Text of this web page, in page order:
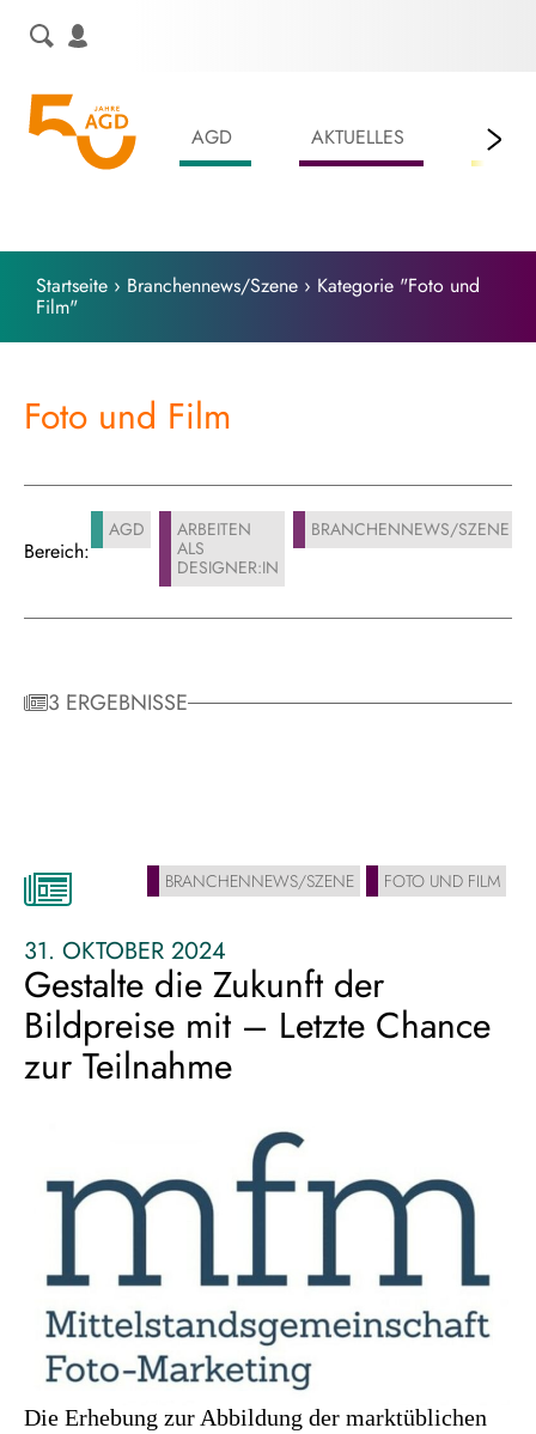
AGD AKTUELLES
Startseite › Branchennews/Szene › Kategorie "Foto und
Film"
Foto und Film
Bereich:
AGD
ARBEITEN
ALS
DESIGNER:IN
BRANCHENNEWS/SZENE
3 ERGEBNISSE
31. OKTOBER 2024
Gestalte die Zukunft der
Bildpreise mit – Letzte Chance
zur Teilnahme
BRANCHENNEWS/SZENE FOTO UND FILM
Die Erhebung zur Abbildung der marktüblichen